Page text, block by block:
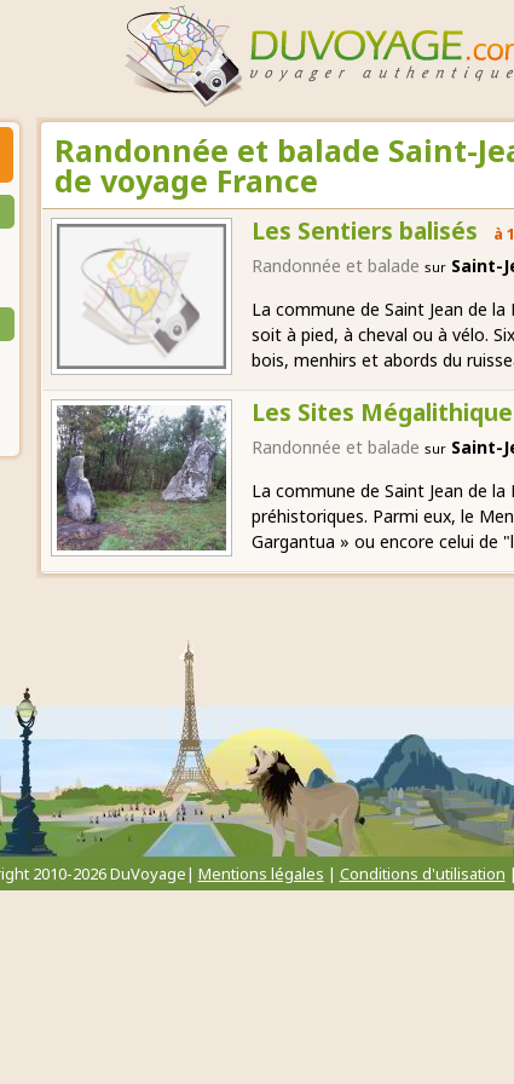
Randonnée et balade Saint-
de voyage France
Les Sentiers balisés à
Randonnée et balade sur Saint-
La commune de Saint Jean de
soit à pied, à cheval ou à vélo.
bois, menhirs et abords du
Les Sites
Randonnée et balade sur Saint-
La commune de Saint Jean de
préhistoriques. Parmi eux, le
Gargantua » ou encore celui de
2010-2026 DuVoyage| Mentions légales | Conditions d'utilisation |